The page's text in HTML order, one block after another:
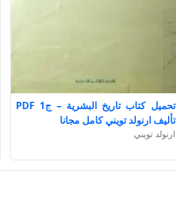
تحميل كتاب تاريخ البشرية – ج1 PDF
تأليف ارنولد تويني كامل مجانا
ارنولد تويني